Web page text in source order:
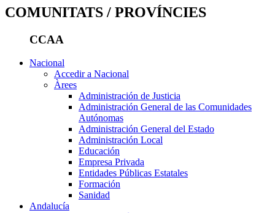
COMUNITATS / PROVÍNCIES
CCAA
Nacional
Accedir a Nacional
Àrees
Administración de Justicia
Administración General de las Comunidades
Autónomas
Administración General del Estado
Administración Local
Educación
Empresa Privada
Entidades Públicas Estatales
Formación
Sanidad
Andalucía